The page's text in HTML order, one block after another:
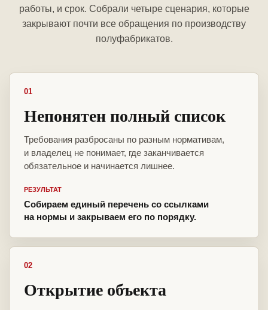
работы, и срок. Собрали четыре сценария, которые
закрывают почти все обращения по производству
полуфабрикатов.
01
Непонятен полный список
Требования разбросаны по разным нормативам,
и владелец не понимает, где заканчивается
обязательное и начинается лишнее.
РЕЗУЛЬТАТ
Собираем единый перечень со ссылками
на нормы и закрываем его по порядку.
02
Открытие объекта